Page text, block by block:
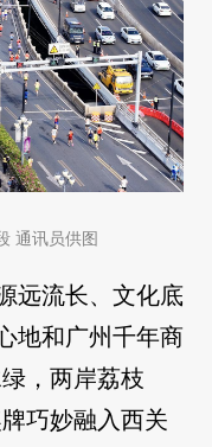
通讯员供图
远流长、文化底
地和广州千年商
，两岸荔枝
巧妙融入西关